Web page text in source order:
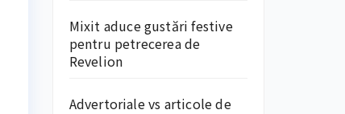
Mixit aduce gustări festive
pentru petrecerea de
Revelion
Advertoriale vs articole de